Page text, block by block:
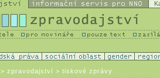
> zpravodajství > tiskové zprávy